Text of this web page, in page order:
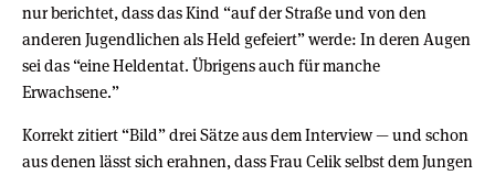
nur berichtet, dass das Kind “auf der Straße und von den
anderen Jugendlichen als Held gefeiert” werde: In deren Augen
sei das “eine Heldentat. Übrigens auch für manche
Erwachsene.”
Korrekt zitiert “Bild” drei Sätze aus dem Interview — und schon
aus denen lässt sich erahnen, dass Frau Celik selbst dem Jungen